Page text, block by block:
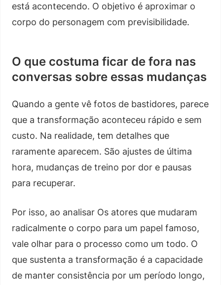
está acontecendo. O objetivo é aproximar o
corpo do personagem com previsibilidade.
O que costuma ficar de fora nas
conversas sobre essas mudanças
Quando a gente vê fotos de bastidores, parece
que a transformação aconteceu rápido e sem
custo. Na realidade, tem detalhes que
raramente aparecem. São ajustes de última
hora, mudanças de treino por dor e pausas
para recuperar.
Por isso, ao analisar Os atores que mudaram
radicalmente o corpo para um papel famoso,
vale olhar para o processo como um todo. O
que sustenta a transformação é a capacidade
de manter consistência por um período longo,